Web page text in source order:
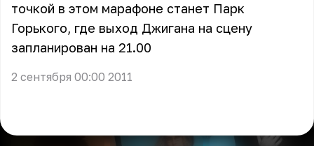
точкой в этом марафоне станет Парк
Горького, где выход Джигана на сцену
запланирован на 21.00
2 сентября 00:00 2011